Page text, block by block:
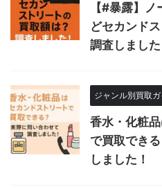
【#暴露】
どセカンド
調査しました
ジャンル別買取ガ
香水・化粧
で買取でき
しました！